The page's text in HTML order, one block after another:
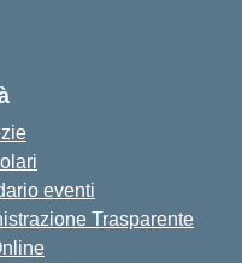
eventi
Trasparente